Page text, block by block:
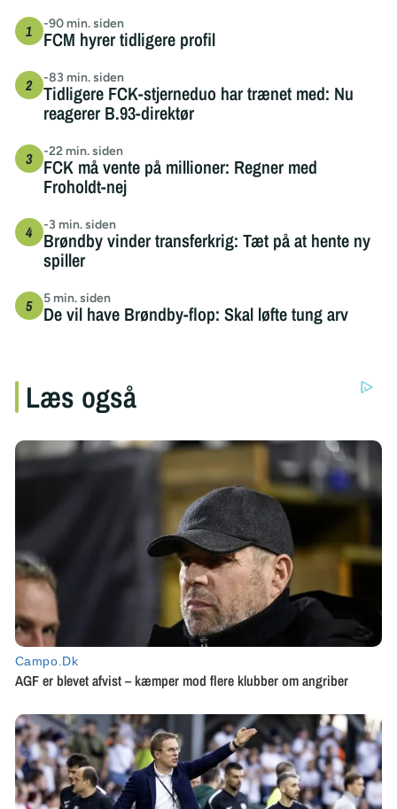
-90 min. siden
FCM hyrer tidligere profil
-83 min. siden
Tidligere FCK-stjerneduo har trænet med: Nu
reagerer B.93-direktør
-22 min. siden
FCK må vente på millioner: Regner med
Froholdt-nej
-3 min. siden
Brøndby vinder transferkrig: Tæt på at hente ny
spiller
5 min. siden
De vil have Brøndby-flop: Skal løfte tung arv